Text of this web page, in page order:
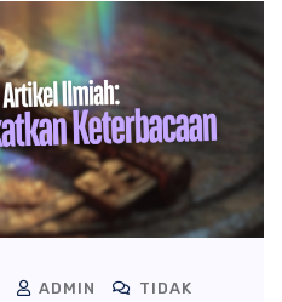
ADMIN
TIDAK